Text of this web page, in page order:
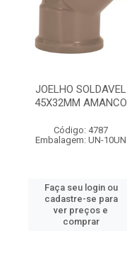
JOELHO SOLDAVEL
45X32MM AMANCO
Código: 4787
Embalagem: UN-10UN
Faça seu login ou
cadastre-se para
ver preços e
comprar